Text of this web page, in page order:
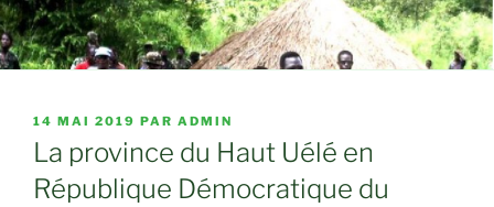
PUBLIÉ
LE
14 MAI 2019 PAR ADMIN
La province du Haut Uélé en
République Démocratique du